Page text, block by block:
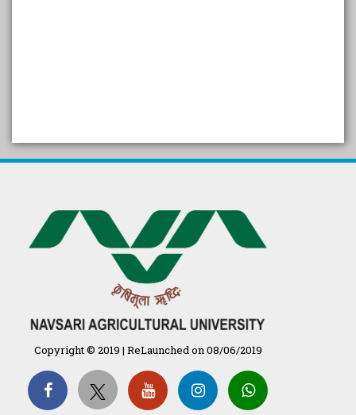
in Gujarati
દેશી ગાય આધારિત પ્રાકૃતિક ખેતી
गुणवत्ता युक्त कृषि-शिक्षा एक पहल" - भारतीय
कृषि अनुसंधान परिषद की 25वीं अखिल
भारतीय कृषि प्रवेश परीक्षा 2020
Organization Structure
Copyright © 2019 | ReLaunched on 08/06/2019